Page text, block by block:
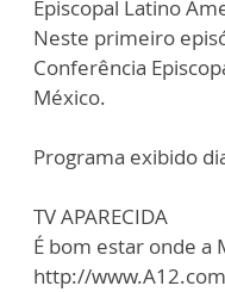
Episcopal Latino
Neste primeiro
Conferência
México.
Programa exibido
TV APARECIDA
É bom estar onde a
http://